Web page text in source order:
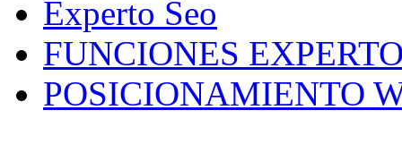
Experto Seo
FUNCIONES
POSICIONAMIENTO